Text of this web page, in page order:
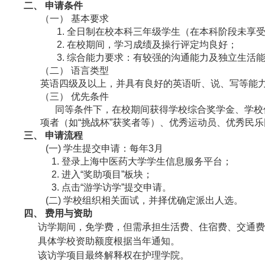
二、 申请条件
（一）基本要求
1. 全日制在校本科三年级学生（在本科阶段未享
2. 在校期间，学习成绩及操行评定均良好；
3. 综合能力要求：有较强的沟通能力及独立生活
（二）语言类型
英语四级及以上，并具有良好的英语听、说、写等能
（三）优先条件
同等条件下，在校期间获得学校综合奖学金、学
项者（如“挑战杯”获奖者等）、优秀运动员、优秀民
三、 申请流程
(一)学生提交申请 ：每年3月
1.登录上海中医药大学学生信息服务平台；
2.进入“奖助项目”板块；
3. 点击“游学访学”提交申请。
(二)学校组织相关面试，并择优确定派出 人选。
四、 费用与资助
访学期间，免学费，但需承担生活费、住宿费、交通
具体学校资助额度根据当年通知。
该访学项目最终解释权在护理学院。